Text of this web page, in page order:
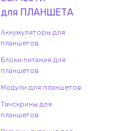
для ПЛАНШЕТА
Аккумуляторы для
планшетов
Блоки питания для
планшетов
Модули для планшетов
Тачскрины для
планшетов